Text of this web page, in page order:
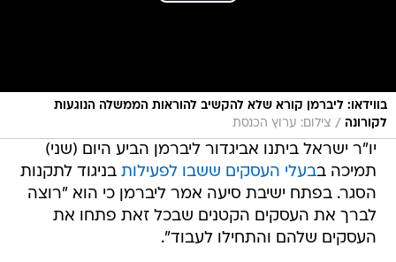
בווידאו: ליברמן קורא שלא להקשיב להוראות הממשלה הנוגעות
לקורונה / צילום: ערוץ הכנסת
יו"ר ישראל ביתנו אביגדור ליברמן הביע היום (שני)
תמיכה בבעלי העסקים ששבו לפעילות בניגוד לתקנות
הסגר. בפתח ישיבת סיעה אמר ליברמן כי הוא "רוצה
לברך את העסקים הקטנים שבכל זאת פתחו את
העסקים שלהם והתחילו לעבוד".